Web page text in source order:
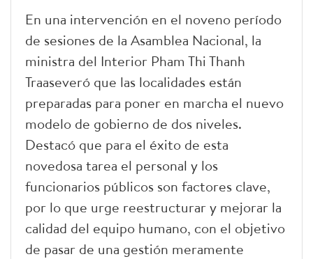
En una intervención en el noveno período
de sesiones de la Asamblea Nacional, la
ministra del Interior Pham Thi Thanh
Traaseveró que las localidades están
preparadas para poner en marcha el nuevo
modelo de gobierno de dos niveles.
Destacó que para el éxito de esta
novedosa tarea el personal y los
funcionarios públicos son factores clave,
por lo que urge reestructurar y mejorar la
calidad del equipo humano, con el objetivo
de pasar de una gestión meramente